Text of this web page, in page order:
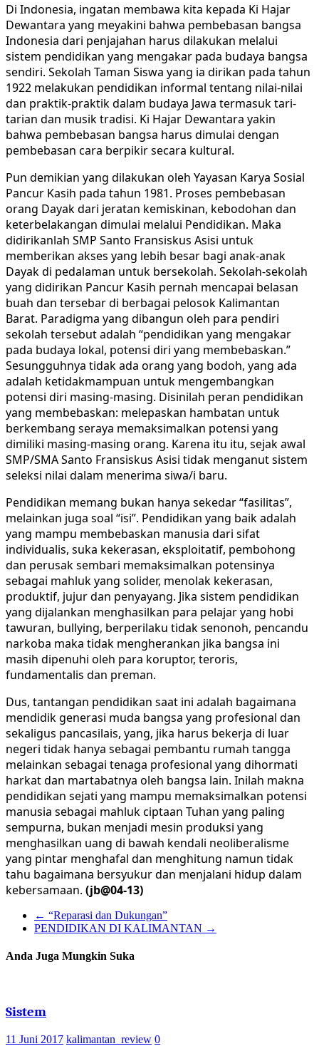
Di Indonesia, ingatan membawa kita kepada Ki Hajar
Dewantara yang meyakini bahwa pembebasan bangsa
Indonesia dari penjajahan harus dilakukan melalui
sistem pendidikan yang mengakar pada budaya bangsa
sendiri. Sekolah Taman Siswa yang ia dirikan pada tahun
1922 melakukan pendidikan informal tentang nilai-nilai
dan praktik-praktik dalam budaya Jawa termasuk tari-
tarian dan musik tradisi. Ki Hajar Dewantara yakin
bahwa pembebasan bangsa harus dimulai dengan
pembebasan cara berpikir secara kultural.
Pun demikian yang dilakukan oleh Yayasan Karya Sosial
Pancur Kasih pada tahun 1981. Proses pembebasan
orang Dayak dari jeratan kemiskinan, kebodohan dan
keterbelakangan dimulai melalui Pendidikan. Maka
didirikanlah SMP Santo Fransiskus Asisi untuk
memberikan akses yang lebih besar bagi anak-anak
Dayak di pedalaman untuk bersekolah. Sekolah-sekolah
yang didirikan Pancur Kasih pernah mencapai belasan
buah dan tersebar di berbagai pelosok Kalimantan
Barat. Paradigma yang dibangun oleh para pendiri
sekolah tersebut adalah “pendidikan yang mengakar
pada budaya lokal, potensi diri yang membebaskan.”
Sesungguhnya tidak ada orang yang bodoh, yang ada
adalah ketidakmampuan untuk mengembangkan
potensi diri masing-masing. Disinilah peran pendidikan
yang membebaskan: melepaskan hambatan untuk
berkembang seraya memaksimalkan potensi yang
dimiliki masing-masing orang. Karena itu itu, sejak awal
SMP/SMA Santo Fransiskus Asisi tidak menganut sistem
seleksi nilai dalam menerima siwa/i baru.
Pendidikan memang bukan hanya sekedar “fasilitas”,
melainkan juga soal “isi”. Pendidikan yang baik adalah
yang mampu membebaskan manusia dari sifat
individualis, suka kekerasan, eksploitatif, pembohong
dan perusak sembari memaksimalkan potensinya
sebagai mahluk yang solider, menolak kekerasan,
produktif, jujur dan penyayang. Jika sistem pendidikan
yang dijalankan menghasilkan para pelajar yang hobi
tawuran, bullying, berperilaku tidak senonoh, pencandu
narkoba maka tidak mengherankan jika bangsa ini
masih dipenuhi oleh para koruptor, teroris,
fundamentalis dan preman.
Dus, tantangan pendidikan saat ini adalah bagaimana
mendidik generasi muda bangsa yang profesional dan
sekaligus pancasilais, yang, jika harus bekerja di luar
negeri tidak hanya sebagai pembantu rumah tangga
melainkan sebagai tenaga profesional yang dihormati
harkat dan martabatnya oleh bangsa lain. Inilah makna
pendidikan sejati yang mampu memaksimalkan potensi
manusia sebagai mahluk ciptaan Tuhan yang paling
sempurna, bukan menjadi mesin produksi yang
menghasilkan uang di bawah kendali neoliberalisme
yang pintar menghafal dan menghitung namun tidak
tahu bagaimana bersyukur dan menjalani hidup dalam
kebersamaan. (jb@04-13)
← “Reparasi dan Dukungan”
PENDIDIKAN DI KALIMANTAN →
Anda Juga Mungkin Suka
Sistem
11 Juni 2017 kalimantan_review 0